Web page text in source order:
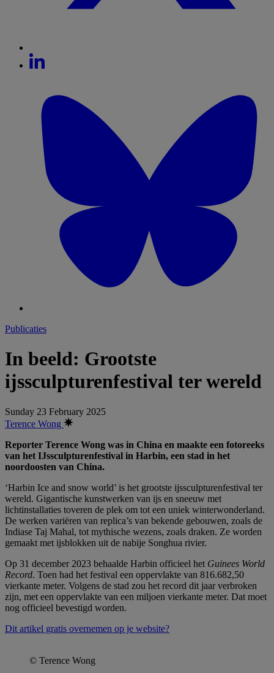
Publicaties
In beeld: Grootste
ijssculpturenfestival ter wereld
Sunday 23 February 2025
Terence Wong
Reporter Terence Wong was in China en maakte een fotoreeks
van het IJssculpturenfestival in Harbin, een stad in het
noordoosten van China.
‘Harbin Ice and snow world’ is het grootste ijssculpturenfestival ter
wereld. Gigantische kunstwerken van ijs en sneeuw met
lichtinstallaties toveren de plek om tot een uniek winterwonderland.
De werken variëren van replica’s van bekende gebouwen, zoals de
Indiase Taj Mahal, tot mythische wezens, zoals draken. Ze worden
gemaakt met ijsblokken uit de nabije Songhua rivier.
Op 31 december 2023 behaalde Harbin officieel het Guinees World
Record. Toen had het festival een oppervlakte van 816.682,50
vierkante meter. Volgens de stad zou het record dit jaar verbroken
zijn, met een oppervlakte van een miljoen vierkante meter. Dat moet
nog officieel bevestigd worden.
Dit artikel gratis overnemen op je website?
© Terence Wong